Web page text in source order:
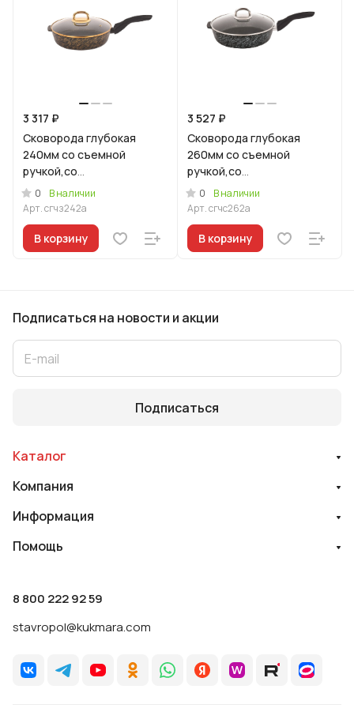
3 317 ₽
Сковорода глубокая
240мм со съемной
ручкой,со
стекл.крышкой,АП линия
"Грация" (черный/золото)
0
В наличии
Арт.сгчз242а
В корзину
3 527 ₽
Сковорода глубокая
260мм со съемной
ручкой,со
стекл.крышкой,АП линия
"Грация" (черный/
серебро)
0
В наличии
Арт.сгчс262а
В корзину
Подписаться на новости и акции
Подписаться
Каталог
Компания
Информация
Помощь
8 800 222 92 59
stavropol@kukmara.com